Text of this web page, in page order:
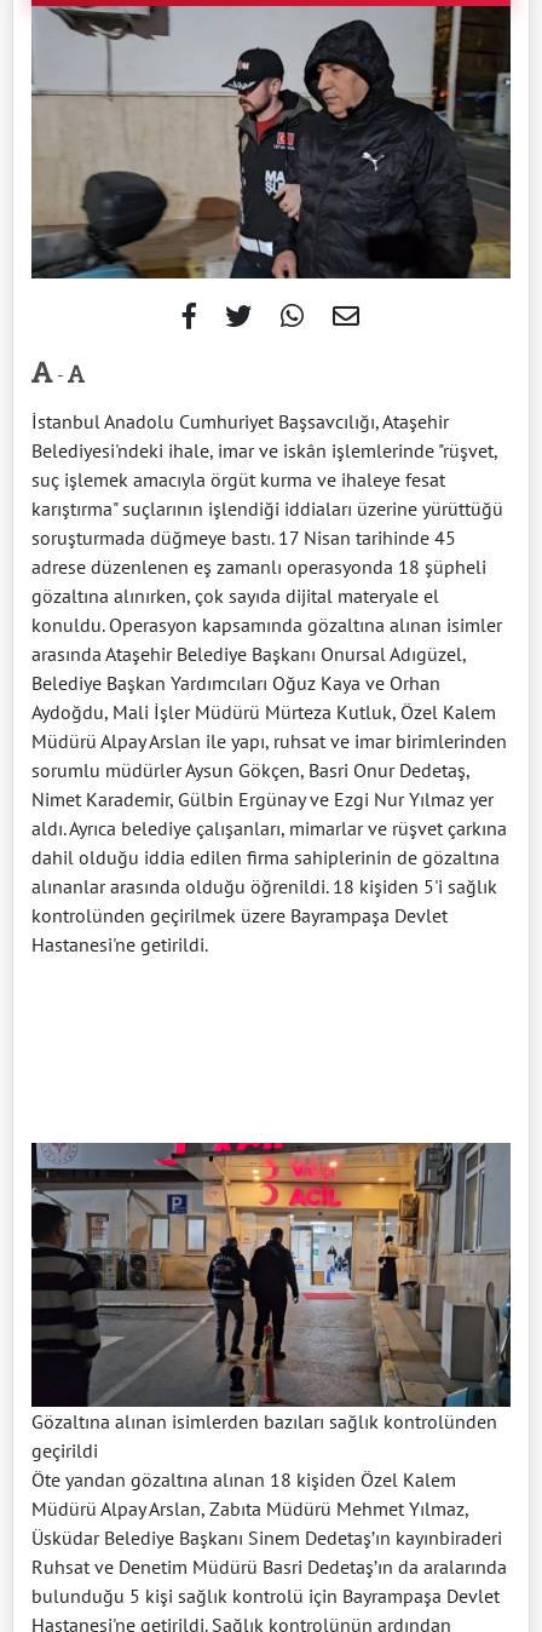
-
İstanbul Anadolu Cumhuriyet Başsavcılığı, Ataşehir
Belediyesi'ndeki ihale, imar ve iskân işlemlerinde "rüşvet,
suç işlemek amacıyla örgüt kurma ve ihaleye fesat
karıştırma" suçlarının işlendiği iddiaları üzerine yürüttüğü
soruşturmada düğmeye bastı. 17 Nisan tarihinde 45
adrese düzenlenen eş zamanlı operasyonda 18 şüpheli
gözaltına alınırken, çok sayıda dijital materyale el
konuldu. Operasyon kapsamında gözaltına alınan isimler
arasında Ataşehir Belediye Başkanı Onursal Adıgüzel,
Belediye Başkan Yardımcıları Oğuz Kaya ve Orhan
Aydoğdu, Mali İşler Müdürü Mürteza Kutluk, Özel Kalem
Müdürü Alpay Arslan ile yapı, ruhsat ve imar birimlerinden
sorumlu müdürler Aysun Gökçen, Basri Onur Dedetaş,
Nimet Karademir, Gülbin Ergünay ve Ezgi Nur Yılmaz yer
aldı. Ayrıca belediye çalışanları, mimarlar ve rüşvet çarkına
dahil olduğu iddia edilen firma sahiplerinin de gözaltına
alınanlar arasında olduğu öğrenildi. 18 kişiden 5'i sağlık
kontrolünden geçirilmek üzere Bayrampaşa Devlet
Hastanesi'ne getirildi.
Gözaltına alınan isimlerden bazıları sağlık kontrolünden
geçirildi
Öte yandan gözaltına alınan 18 kişiden Özel Kalem
Müdürü Alpay Arslan, Zabıta Müdürü Mehmet Yılmaz,
Üsküdar Belediye Başkanı Sinem Dedetaş’ın kayınbiraderi
Ruhsat ve Denetim Müdürü Basri Dedetaş’ın da aralarında
bulunduğu 5 kişi sağlık kontrolü için Bayrampaşa Devlet
Hastanesi'ne getirildi. Sağlık kontrolünün ardından